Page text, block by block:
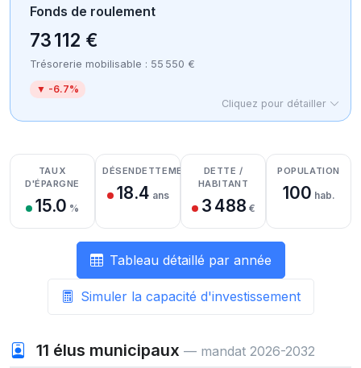
Fonds de roulement
73 112 €
Trésorerie mobilisable : 55 550 €
▼ -6.7%
Cliquez pour détailler
Détail des recettes
Détail des dépenses
Détail de la trésorerie
TAUX
D'ÉPARGNE
15.0 %
DÉSENDETTEMENT
18.4 ans
DETTE /
HABITANT
3 488 €
POPULATION
100 hab.
Tableau détaillé par année
Simuler la capacité d'investissement
11 élus municipaux — mandat 2026-2032